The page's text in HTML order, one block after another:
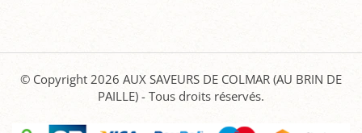
© Copyright 2026 AUX SAVEURS DE COLMAR (AU BRIN DE
PAILLE) - Tous droits réservés.